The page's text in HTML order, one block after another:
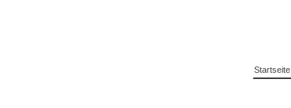
Startseite